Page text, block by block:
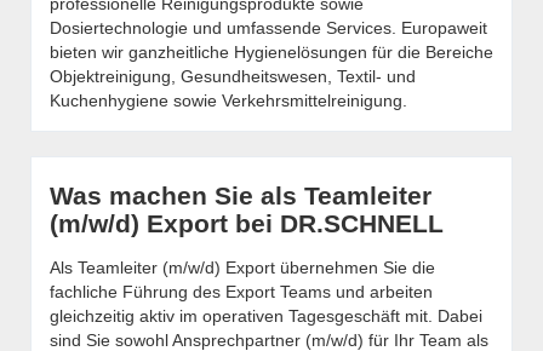
Dosiertechnologie und umfassende Services. Europaweit
bieten wir ganzheitliche Hygienelösungen für die Bereiche
Objektreinigung, Gesundheitswesen, Textil- und
Kuchenhygiene sowie Verkehrsmittelreinigung.
Was machen Sie als Teamleiter
(m/w/d) Export bei DR.SCHNELL
Als Teamleiter (m/w/d) Export übernehmen Sie die
fachliche Führung des Export Teams und arbeiten
gleichzeitig aktiv im operativen Tagesgeschäft mit. Dabei
sind Sie sowohl Ansprechpartner (m/w/d) für Ihr Team als